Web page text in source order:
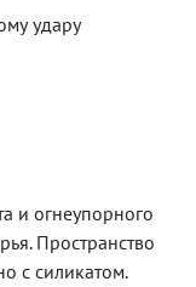
удару
и огнеупорного
Пространство
с силикатом.